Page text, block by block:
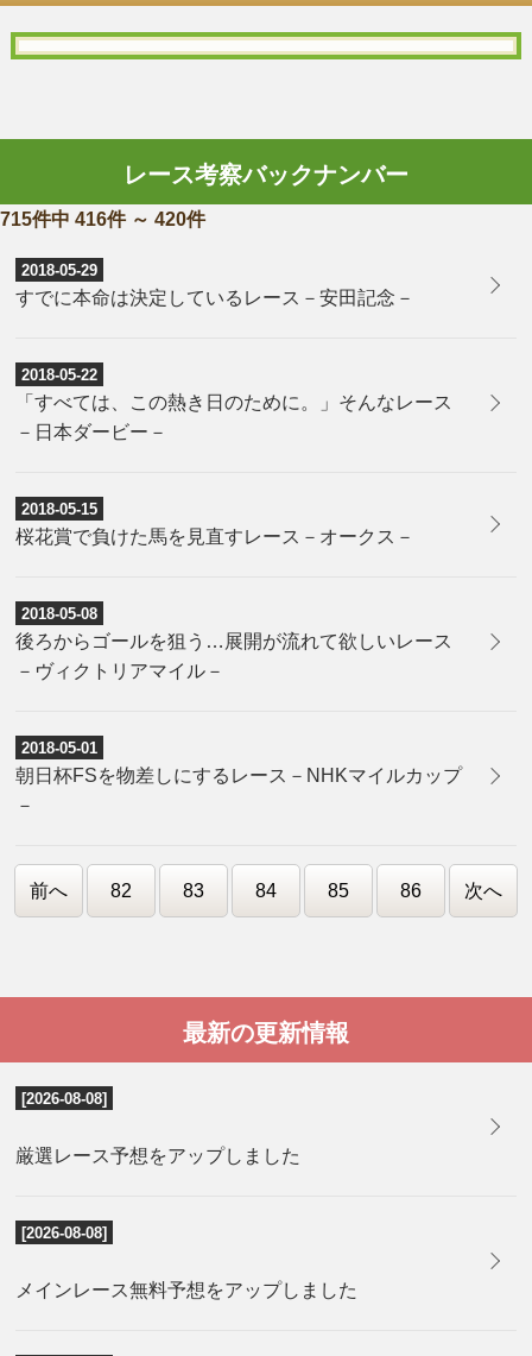
レース考察バックナンバー
715件中 416件 ～ 420件
2018-05-29
すでに本命は決定しているレース－安田記念－
2018-05-22
「すべては、この熱き日のために。」そんなレース
－日本ダービー－
2018-05-15
桜花賞で負けた馬を見直すレース－オークス－
2018-05-08
後ろからゴールを狙う…展開が流れて欲しいレース
－ヴィクトリアマイル－
2018-05-01
朝日杯FSを物差しにするレース－NHKマイルカップ
－
前へ 82 83 84 85 86 次へ
最新の更新情報
[2026-08-08]
厳選レース予想をアップしました
[2026-08-08]
メインレース無料予想をアップしました